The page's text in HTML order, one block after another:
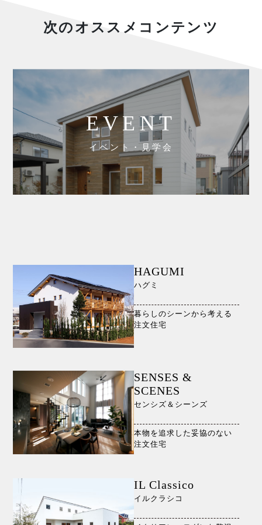
次のオススメコンテンツ
EVENT
イベント・見学会
HAGUMI
ハグミ
暮らしのシーンから考える
注文住宅
SENSES &
SCENES
センシズ＆シーンズ
本物を追求した妥協のない
注文住宅
IL Classico
イルクラシコ